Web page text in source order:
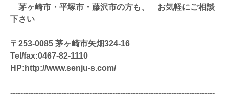
茅ヶ崎市・平塚市・藤沢市の方も、 お気軽にご相談
下さい
〒253-0085 茅ヶ崎市矢畑324-16
Tel/fax:0467-82-1110
HP:http://www.senju-s.com/
--------------------------------------------------------------------------------